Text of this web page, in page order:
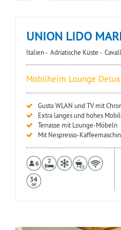
UNION LIDO
Italien - Adriatische Küste -
Mobilheim Lounge
Gusto WLAN und TV mit
Extra langes und hohes
Terrasse mit Lounge-Möbeln
Mit Nespresso-